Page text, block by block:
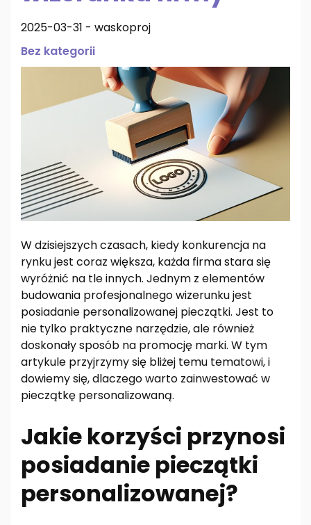
2025-03-31 - waskoproj
Bez kategorii
W dzisiejszych czasach, kiedy konkurencja na
rynku jest coraz większa, każda firma stara się
wyróżnić na tle innych. Jednym z elementów
budowania profesjonalnego wizerunku jest
posiadanie personalizowanej pieczątki. Jest to
nie tylko praktyczne narzędzie, ale również
doskonały sposób na promocję marki. W tym
artykule przyjrzymy się bliżej temu tematowi, i
dowiemy się, dlaczego warto zainwestować w
pieczątkę personalizowaną.
Jakie korzyści przynosi
posiadanie pieczątki
personalizowanej?